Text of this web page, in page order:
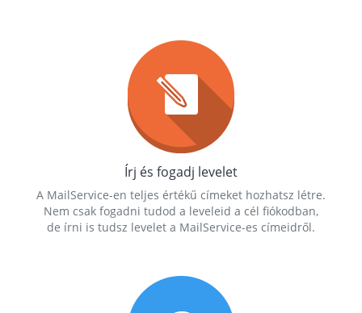
Írj és fogadj levelet
A MailService-en teljes értékű címeket hozhatsz létre.
Nem csak fogadni tudod a leveleid a cél fiókodban,
de írni is tudsz levelet a MailService-es címeidről.